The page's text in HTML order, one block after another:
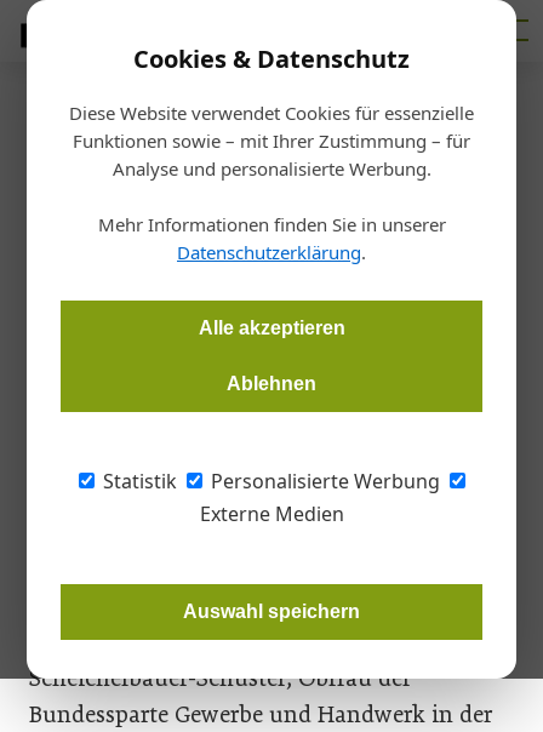
Cookies & Datenschutz
Diese Website verwendet Cookies für essenzielle
Funktionen sowie – mit Ihrer Zustimmung – für
Analyse und personalisierte Werbung.
Mehr Informationen finden Sie in unserer
Datenschutzerklärung.
Alle akzeptieren
Ablehnen
Statistik
Personalisierte Werbung
Externe Medien
Auswahl speichern
Startseite/Ausbildung
Brennpunkt
Trotz Krise dringend gesucht:
Fachkräfte
Trotz aktueller Wohnflaute und fehlender Aufträge leidet die
Betriebe nutzen die Chance, um jetzt qualifiziertes Personal
Jahren eine große Herausforderung für den
Bau und das Baunebengewerbe sein.“ Renate
Scheichelbauer-Schuster, Obfrau der
Bundessparte Gewerbe und Handwerk in der